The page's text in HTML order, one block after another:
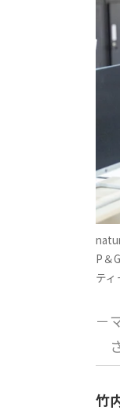
P＆
テ
－
竹